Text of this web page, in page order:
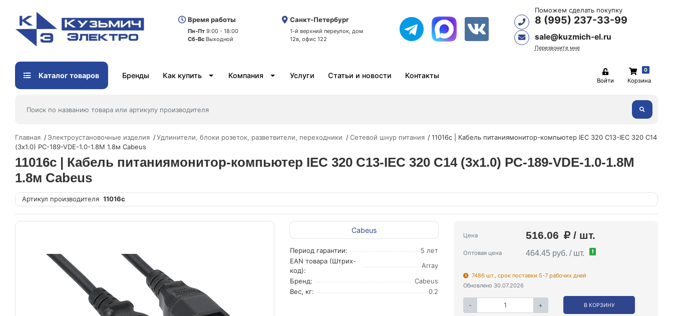
Время работы
Пн-Пт 9:00 - 18:00
Сб-Вс Выходной
Санкт-Петербург
1-й верхний переулок, дом
12в, офис 122
Поможем сделать покупку
8 (995) 237-33-99
sale@kuzmich-el.ru
Перезвоните мне
Каталог товаров Бренды Как купить Компания Услуги Статьи и новости Контакты
Войти
0
Корзина
Главная Электроустановочные изделия Удлинители, блоки розеток, разветвители, переходники Сетевой шнур питания
11016c | Кабель питаниямонитор-компьютер IEC 320 C13-IEC 320 C14
(3х1.0) PC-189-VDE-1.0-1.8M 1.8м Cabeus
11016c | Кабель питаниямонитор-компьютер IEC 320 C13-IEC 320 C14 (3х1.0) PC-189-VDE-1.0-1.8M
1.8м Cabeus
Артикул производителя 11016c
Cabeus
Период гарантии:
5 лет
EAN товара (Штрих-
код):
Array
Бренд:
Cabeus
Вес, кг:
0.2
Цена 516.06 / шт.
Оптовая цена 464.45 руб. / шт. !
7486 шт., срок поставки 5-7 рабочих дней
Обновлено 30.07.2026
- + В КОРЗИНУ